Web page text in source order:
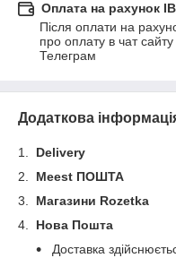
Оплата на рахунок
Після оплати на
про оплату в чат
Телеграм
Додаткова
1. Delivery
2. Meest ПОШТА
3. Магазини Rozetka
4.
Нова Пошта
Доставка